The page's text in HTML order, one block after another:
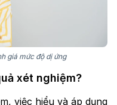
giá mức độ dị ứng
xét nghiệm?
việc hiểu và áp dụng